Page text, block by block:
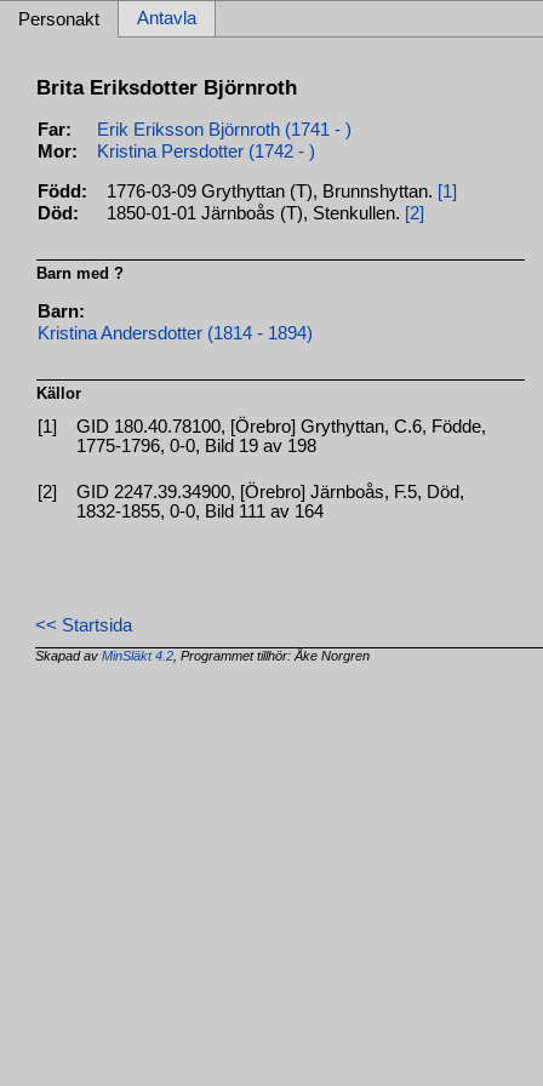
Personakt Antavla
Brita Eriksdotter Björnroth
Far:
Erik Eriksson Björnroth (1741 - )
Mor:
Kristina Persdotter (1742 - )
Född: 1776-03-09 Grythyttan (T), Brunnshyttan. [1]
Död:
1850-01-01 Järnboås (T), Stenkullen. [2]
Barn med ?
Barn:
Kristina Andersdotter (1814 - 1894)
Källor
[1]
GID 180.40.78100, [Örebro] Grythyttan, C.6, Födde,
1775-1796, 0-0, Bild 19 av 198
[2]
GID 2247.39.34900, [Örebro] Järnboås, F.5, Död,
1832-1855, 0-0, Bild 111 av 164
<< Startsida
Skapad avMinSläkt 4.2 , Programmet tillhör: Åke Norgren